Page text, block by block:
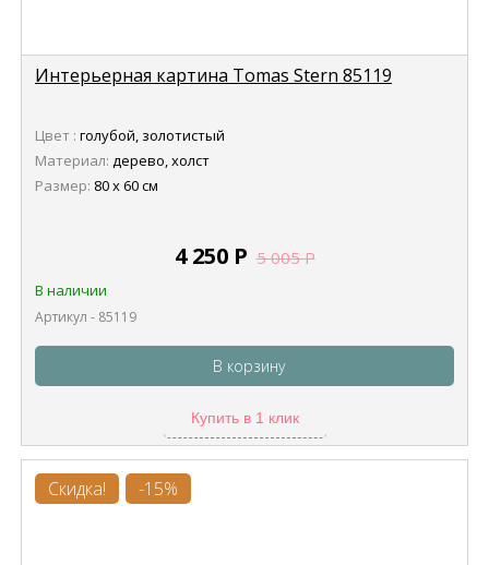
Интерьерная картина Tomas Stern 85119
Цвет : голубой, золотистый
Материал: дерево, холст
Размер: 80 х 60 см
4 250 Р 5 005Р
В наличии
Артикул - 85119
В корзину
Купить в 1 клик
Скидка! -15%